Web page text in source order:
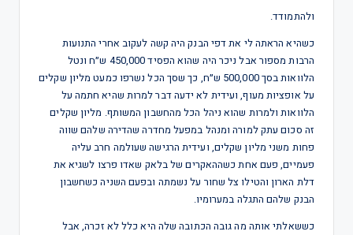
ולהתמודד.
כשהיא הראתה לי את דפי הבנק היה קשה לעקוב אחרי התנועות
הרבות מספור אבל ניכר היה שהוא הפסיד 450,000 ש״ח ונטל
הלוואות בסך 500,000 ש״ח, כך שסך הכל נשרפו כמעט מליון שקלים
על אופציות מעוף, ועידית לא ידעה דבר למרות שהיא חתמה על
הלוואות ולמרות שהוא ניהל הכל מהחשבון המשותף. מליון שקלים
זה סכום עתק למורה ומנהל במפעל מחדרה שהדירה שלהם שווה
פחות משני מליון שקלים, ועידית הרגישה שעולמה חרב עליה
פעמיים, פעם אחת כשההאקרים של בלאק שאדו פרצו לשגיא את
דלת הארון והטילו צל שחור על נשמתה ובפעם השניה כשחשבון
הבנק שלהם התגלה במערומיו.
כששאלתי אותה מה גובה הכתובה שלה היא כלל לא זכרה, אבל